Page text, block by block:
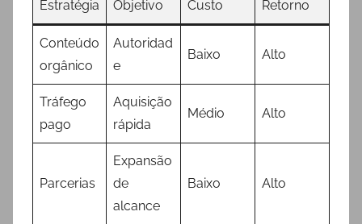
Estratégia Objetivo Custo Retorno
Conteúdo
orgânico
Autoridad
e
Baixo Alto
Tráfego
pago
Aquisição
rápida
Médio Alto
Parcerias
Expansão
de
alcance
Baixo Alto